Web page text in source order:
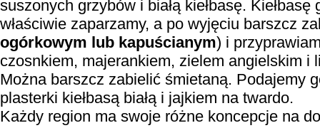
suszonych grzybów i białą kiełbasę.
właściwie zaparzamy, a po wyjęciu barszcz
ogórkowym lub kapuścianym) i
czosnkiem, majerankiem, zielem angielskim i
Można barszcz zabielić śmietaną. Podajemy
plasterki kiełbasą białą i jajkiem na twardo.
Każdy region ma swoje różne koncepcje na